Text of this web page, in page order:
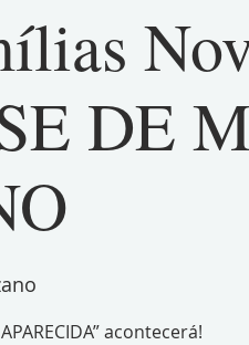
DE
acontecerá!